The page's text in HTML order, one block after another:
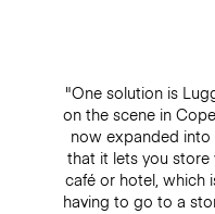
"One solution is
on the scene in
now expanded
that it lets you store
café or hotel, which
having to go to a